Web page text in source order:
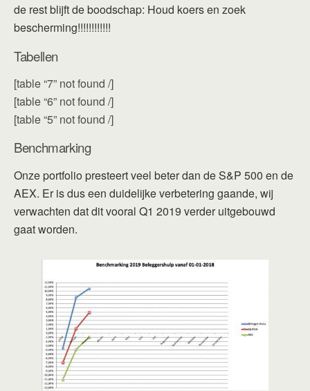
de rest blijft de boodschap: Houd koers en zoek
bescherming!!!!!!!!!!!!
Tabellen
[table “7” not found /]
[table “6” not found /]
[table “5” not found /]
Benchmarking
Onze portfolio presteert veel beter dan de S&P 500 en de
AEX. Er is dus een duidelijke verbetering gaande, wij
verwachten dat dit vooral Q1 2019 verder uitgebouwd
gaat worden.